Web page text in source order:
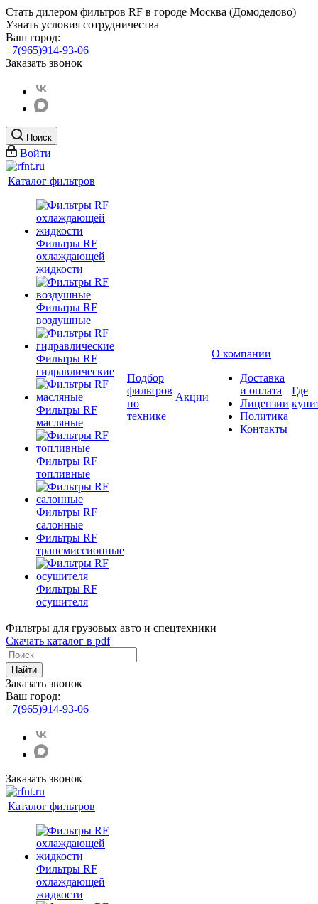
Стать дилером фильтров RF в городе Москва (Домодедово)
Узнать условия сотрудничества
Ваш город:
+7(965)914-93-06
Заказать звонок
Поиск
Войти
Каталог фильтров
Фильтры RF
охлаждающей
жидкости
Фильтры RF
воздушные
Фильтры RF
гидравлические
Фильтры RF
масляные
Фильтры RF
топливные
Фильтры RF
салонные
Фильтры RF
трансмиссионные
Фильтры RF
осушителя
Подбор
фильтров
по
технике
Акции
О компании
Доставка
и оплата
Лицензии
Политика
Контакты
Где
Фильтры для грузовых авто и спецтехники
Скачать каталог в pdf
Найти
Заказать звонок
Ваш город:
+7(965)914-93-06
Заказать звонок
Каталог фильтров
Фильтры RF
охлаждающей
жидкости